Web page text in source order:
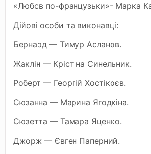
«Любов по-французьки»- Марка
Дійові особи та виконавці:
Бернард — Тимур Асланов.
Жаклін — Крістіна Синельник.
Роберт — Георгій Хостікоєв.
Сюзанна — Марина Ягодкіна.
Сюзетта — Тамара Яценко.
Джорж — Євген Паперний.